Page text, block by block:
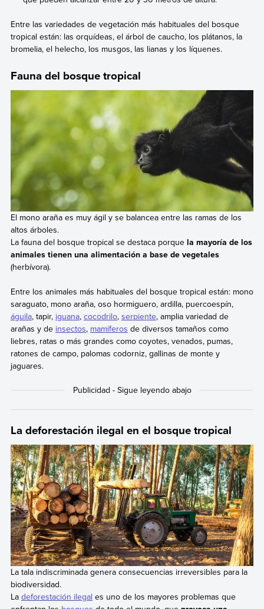
Entre las variedades de vegetación más habituales del bosque
tropical están: las orquídeas, el árbol de caucho, los plátanos, la
bromelia, el helecho, los musgos, las lianas y los líquenes.
Fauna del bosque tropical
El mono araña es muy ágil y se balancea entre las ramas de los
altos árboles.
La fauna del bosque tropical se destaca porquela mayoría de los
animales tienen una alimentación a base de vegetales
(herbívora).
Entre los animales más habituales del bosque tropical están: mono
saraguato, mono araña, oso hormiguero, ardilla, puercoespín,
águila, tapir, iguana, cocodrilo, serpiente, amplia variedad de
arañas y de insectos, mamíferos de diversos tamaños como
liebres, ratas o más grandes como coyotes, venados, pumas,
ratones de campo, palomas codorniz, gallinas de monte y
jaguares.
La deforestación ilegal en el bosque tropical
La tala indiscriminada genera consecuencias irreversibles para la
biodiversidad.
La deforestación ilegal es uno de los mayores problemas que